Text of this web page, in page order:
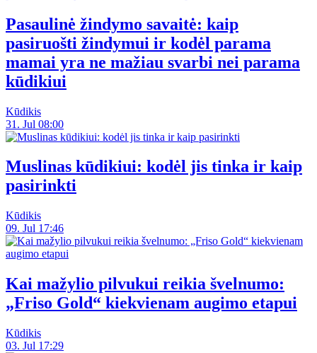
Pasaulinė žindymo savaitė: kaip
pasiruošti žindymui ir kodėl parama
mamai yra ne mažiau svarbi nei parama
kūdikiui
Kūdikis
31. Jul 08:00
Muslinas kūdikiui: kodėl jis tinka ir kaip
pasirinkti
Kūdikis
09. Jul 17:46
Kai mažylio pilvukui reikia švelnumo:
„Friso Gold“ kiekvienam augimo etapui
Kūdikis
03. Jul 17:29